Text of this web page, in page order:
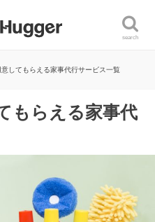
search
してもらえる家事代行サービス一覧
もらえる家事代